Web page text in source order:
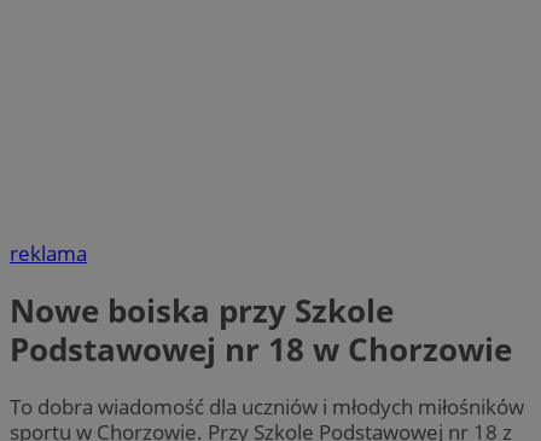
reklama
Nowe boiska przy Szkole
Podstawowej nr 18 w Chorzowie
To dobra wiadomość dla uczniów i młodych miłośników
sportu w Chorzowie. Przy Szkole Podstawowej nr 18 z